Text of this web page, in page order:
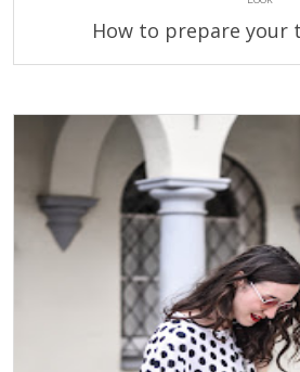
How to prepare your